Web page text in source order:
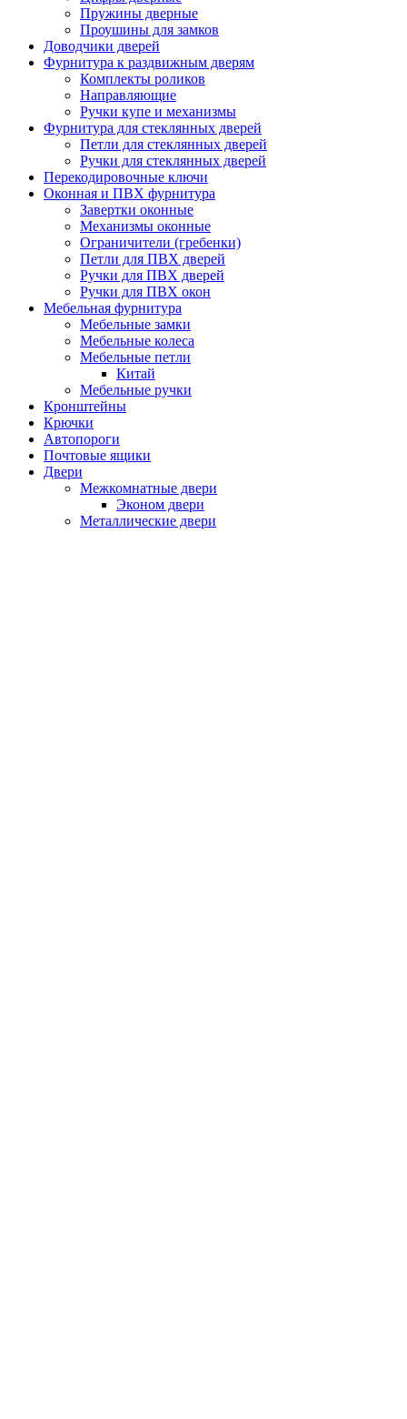
Пружины дверные
Проушины для замков
Доводчики дверей
Фурнитура к раздвижным дверям
Комплекты роликов
Направляющие
Ручки купе и механизмы
Фурнитура для стеклянных дверей
Петли для стеклянных дверей
Ручки для стеклянных дверей
Перекодировочные ключи
Оконная и ПВХ фурнитура
Завертки оконные
Механизмы оконные
Ограничители (гребенки)
Петли для ПВХ дверей
Ручки для ПВХ дверей
Ручки для ПВХ окон
Мебельная фурнитура
Мебельные замки
Мебельные колеса
Мебельные петли
Китай
Мебельные ручки
Кронштейны
Крючки
Автопороги
Почтовые ящики
Двери
Межкомнатные двери
Эконом двери
Металлические двери